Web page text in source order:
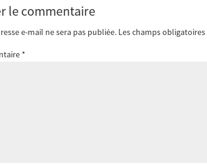
le commentaire
e-mail ne sera pas publiée. Les champs
*